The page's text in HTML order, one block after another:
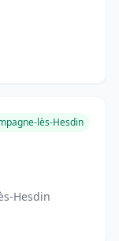
lès-Hesdin
Hesdin